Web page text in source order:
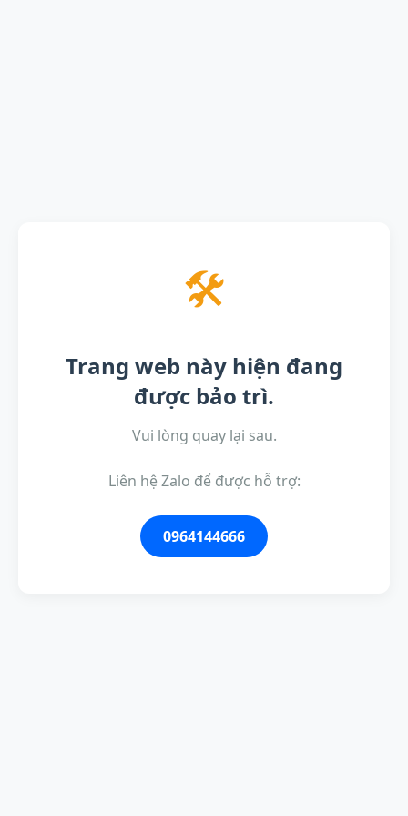
🛠️
Trang web này hiện đang
được bảo trì.
Vui lòng quay lại sau.
Liên hệ Zalo để được hỗ trợ:
0964144666